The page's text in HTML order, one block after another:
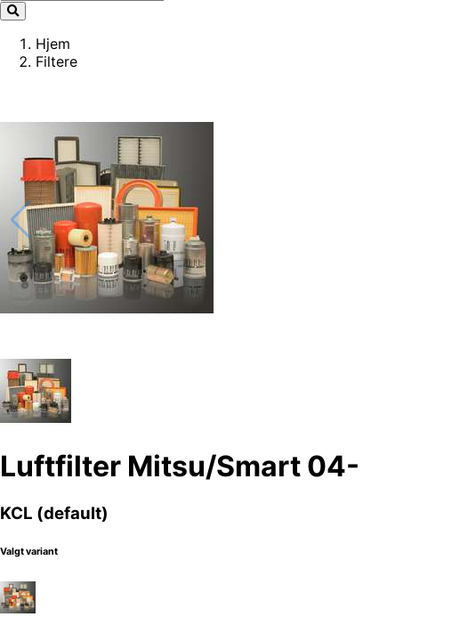
Hjem
Filtere
Luftfilter Mitsu/Smart 04-
KCL (default)
Valgt variant